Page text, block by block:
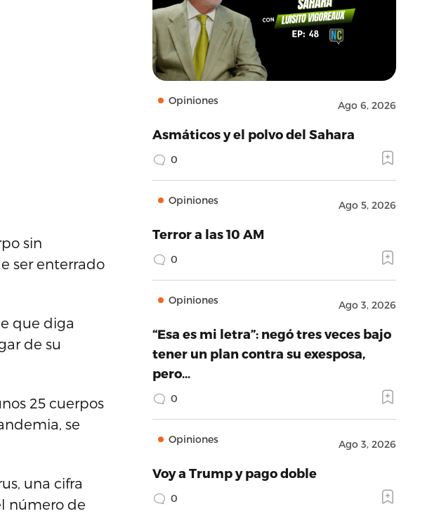
sin
ser enterrado
que diga
de su
25 cuerpos
se
una cifra
número de
Opiniones Ago 6, 2026
Asmáticos y el polvo del Sahara
0
Opiniones Ago 5, 2026
Terror a las 10 AM
0
Opiniones Ago 3, 2026
“Esa es mi letra”: negó tres veces bajo
tener un plan contra su exesposa,
pero…
0
Opiniones Ago 3, 2026
Voy a Trump y pago doble
0